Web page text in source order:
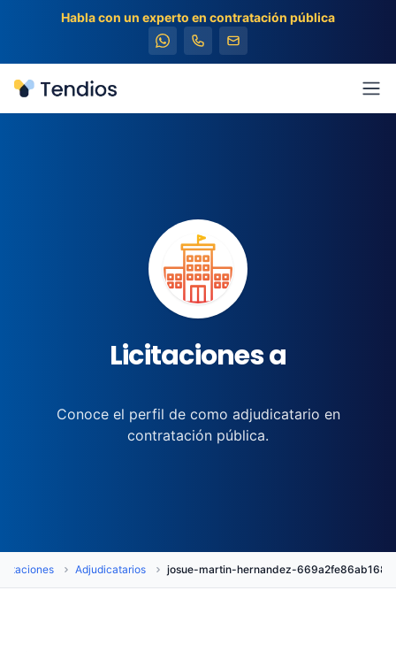
Habla con un experto en contratación pública
Tendios
Licitaciones a
Conoce el perfil de como adjudicatario en
contratación pública.
Adjudicatarios josue-martin-hernandez-